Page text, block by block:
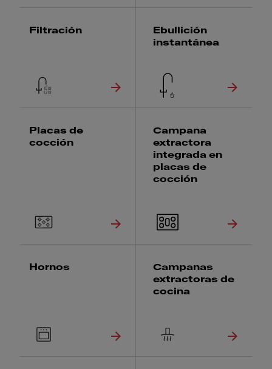
Filtración
Ebullición
instantánea
Placas de
cocción
Campana
extractora
integrada en
placas de
cocción
Hornos
Campanas
extractoras de
cocina